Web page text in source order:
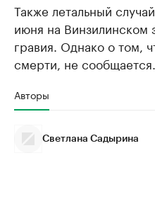
Также летальный
июня на Винзилинском
гравия. Однако о том,
смерти, не сообщается.
Авторы
Светлана Садырина